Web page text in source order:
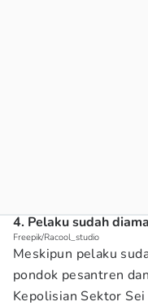
4. Pelaku sudah
Freepik/Racool_studio
Meskipun pelaku
pondok pesantren
Kepolisian Sektor